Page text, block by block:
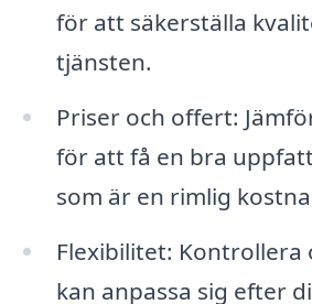
för att säkerställa
tjänsten.
Priser och offert:
för att få en bra
som är en rimlig
Flexibilitet:
kan anpassa sig efter